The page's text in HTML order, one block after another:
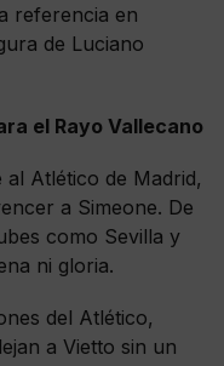
referencia en
de Luciano
el Rayo Vallecano
Atlético de Madrid,
a Simeone. De
como Sevilla y
ni gloria.
del Atlético,
a Vietto sin un